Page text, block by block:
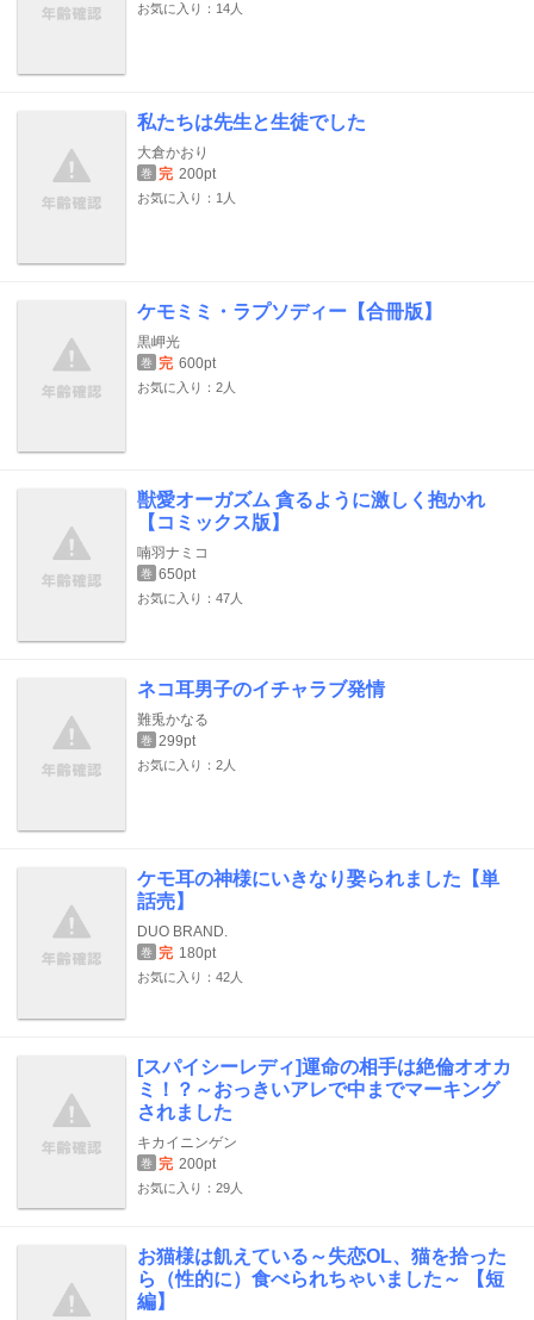
お気に入り：14人
私たちは先生と生徒でした
大倉かおり
巻 完 200pt
お気に入り：1人
ケモミミ・ラプソディー【合冊版】
黒岬光
巻 完 600pt
お気に入り：2人
獣愛オーガズム 貪るように激しく抱かれ
【コミックス版】
喃羽ナミコ
巻 650pt
お気に入り：47人
ネコ耳男子のイチャラブ発情
難兎かなる
巻 299pt
お気に入り：2人
ケモ耳の神様にいきなり娶られました【単
話売】
DUO BRAND.
巻 完 180pt
お気に入り：42人
[スパイシーレディ]運命の相手は絶倫オオカ
ミ！？～おっきいアレで中までマーキング
されました
キカイニンゲン
巻 完 200pt
お気に入り：29人
お猫様は飢えている～失恋OL、猫を拾った
ら（性的に）食べられちゃいました～ 【短
編】